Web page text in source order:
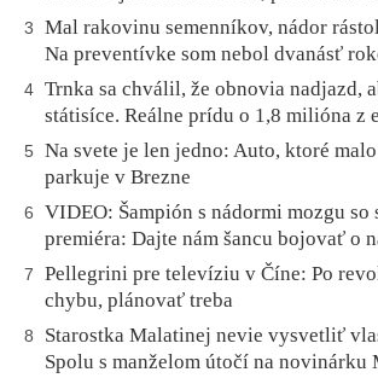
3
Mal rakovinu semenníkov, nádor
Na preventívke som nebol dvanásť
4 Trnka sa chválil, že obnovia nadjazd,
státisíce. Reálne prídu o 1,8 milióna z
5
Na svete je len jedno: Auto, ktoré
parkuje v Brezne
6
VIDEO: Šampión s nádormi mozgu so
premiéra: Dajte nám šancu bojovať o
7
Pellegrini pre televíziu v Číne: Po
chybu, plánovať treba
8
Starostka Malatinej nevie vysvetliť
Spolu s manželom útočí na novinárku